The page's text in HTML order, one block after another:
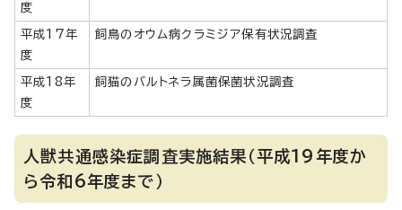
度
平成17年
度
飼鳥のオウム病クラミジア保有状況調査
平成18年
度
飼猫のバルトネラ属菌保菌状況調査
人獣共通感染症調査実施結果（平成19年度か
ら令和6年度まで）